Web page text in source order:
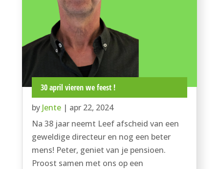
30 april vieren we feest !
by Jente| apr 22, 2024
Na 38 jaar neemt Leef afscheid van een
geweldige directeur en nog een beter
mens! Peter, geniet van je pensioen.
Proost samen met ons op een